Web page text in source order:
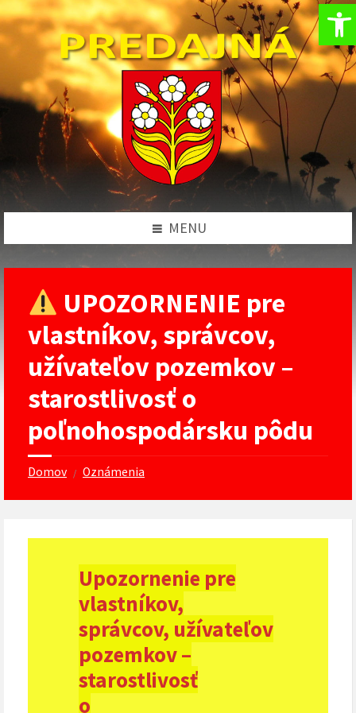
Preskočiť
na
obsah
Preskočiť
na
ľavý
Preskočiť
na
pätičku
MENU
UPOZORNENIE pre
vlastníkov, správcov,
užívateľov pozemkov –
starostlivosť o
poľnohospodársku pôdu
Domov / Oznámenia
Upozornenie pre
vlastníkov,
správcov, užívateľov
pozemkov –
starostlivosť
o